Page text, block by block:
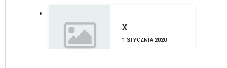
X
1 STYCZNIA 2020